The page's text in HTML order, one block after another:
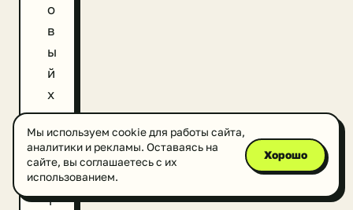
о
в
ы
й
х
а
р
а
к
т
Мы используем cookie для работы сайта,
аналитики и рекламы. Оставаясь на
сайте, вы соглашаетесь с их
использованием.
Хорошо